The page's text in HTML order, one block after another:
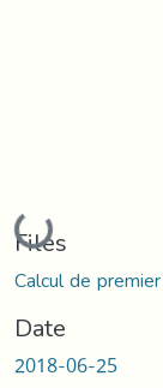
Loading...
Files
Calcul de
Date
2018-06-25